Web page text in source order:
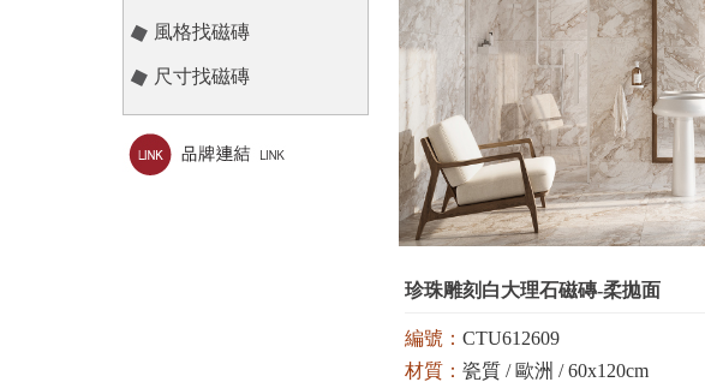
風格找磁磚
尺寸找磁磚
珍珠雕刻白大理石磁磚-柔拋面
編號： CTU612609
材質： 瓷質 / 歐洲 / 60x120cm